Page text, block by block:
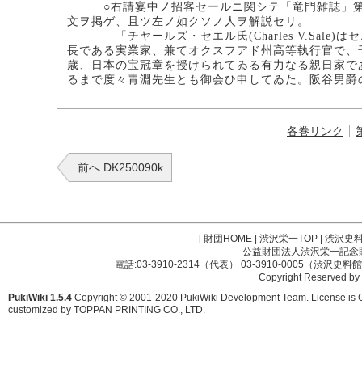
○右請宴中ノ招客セールニ関シテ「竜門雑誌」第
文ヲ掲ゲ、且ツ左ノ如クソノ人ヲ解説セリ。
「チヤールズ・セエル氏(Charles V.Sale)はセエ
長である実業家、兼てオクスフアド州高等執行官で
歳、日本の宝冠章を授けられてゐる有力なる親日家
るまで度々青淵先生とも御会ひ申してゐた。阪谷男
各巻リンク
前へ DK250090k
[財団HOME| 渋沢栄一TOP| 渋沢史
公益財団法人渋沢栄一記
電話:03-3910-2314（代表） 03-3910-0005（渋沢史料
Copyright Reserved
PukiWiki 1.5.4 Copyright © 2001-2020 PukiWiki Development Team. License is
customized by TOPPAN PRINTING CO., LTD.